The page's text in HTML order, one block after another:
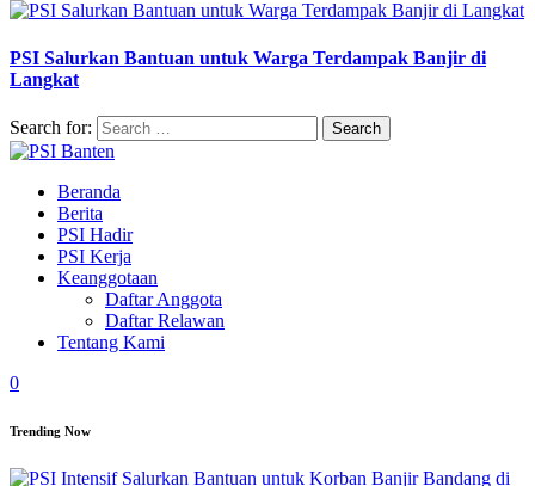
PSI Salurkan Bantuan untuk Warga Terdampak Banjir di
Langkat
Search for:
Beranda
Berita
PSI Hadir
PSI Kerja
Keanggotaan
Daftar Anggota
Daftar Relawan
Tentang Kami
0
Trending Now